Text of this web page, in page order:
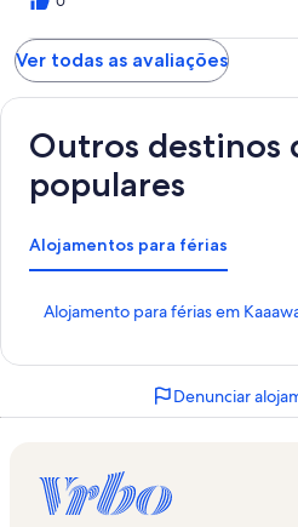
Ver todas as avaliações
Outros destinos
populares
Alojamentos para férias
Alojamento para férias em
H
l
a
ç
Denunciar